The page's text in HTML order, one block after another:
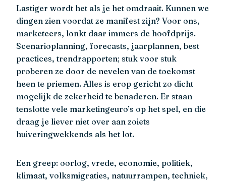
Lastiger wordt het als je het omdraait. Kunnen we
dingen zien voordat ze manifest zijn? Voor ons,
marketeers, lonkt daar immers de hoofdprijs.
Scenarioplanning, forecasts, jaarplannen, best
practices, trendrapporten; stuk voor stuk
proberen ze door de nevelen van de toekomst
heen te priemen. Alles is erop gericht zo dicht
mogelijk de zekerheid te benaderen. Er staan
tenslotte vele marketingeuro’s op het spel, en die
draag je liever niet over aan zoiets
huiveringwekkends als het lot.
Een greep: oorlog, vrede, economie, politiek,
klimaat, volksmigraties, natuurrampen, techniek,